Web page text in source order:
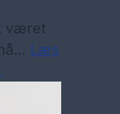
været
Læs